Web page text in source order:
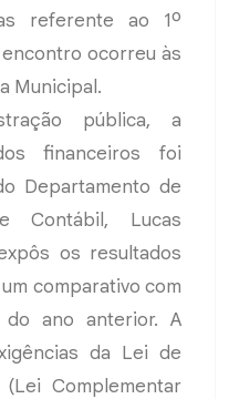
referente ao 1º
ocorreu às
Municipal.
pública, a
financeiros foi
Departamento de
Contábil, Lucas
os resultados
comparativo com
do ano anterior. A
da Lei de
(Lei Complementar